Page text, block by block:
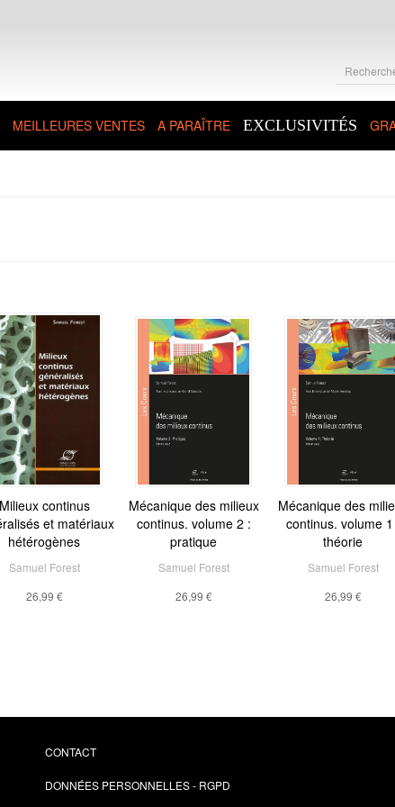
MEILLEURES VENTES A PARAÎTRE EXCLUSIVITÉS
Milieux continus
et matériaux
hétérogènes
Samuel Forest
26,99 €
Mécanique des milieux
continus. volume 2 :
pratique
Samuel Forest
26,99 €
Mécanique des
continus. volume
théorie
Samuel Forest
26,99 €
CONTACT
DONNÉES PERSONNELLES - RGPD